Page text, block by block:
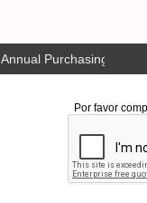
Annual Purchasing Plan
Por favor